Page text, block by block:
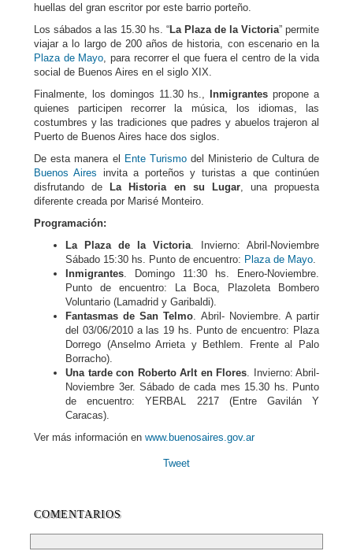
huellas del gran escritor por este barrio porteño.
Los sábados a las 15.30 hs. “La Plaza de la Victoria” permite
viajar a lo largo de 200 años de historia, con escenario en la
Plaza de Mayo , para recorrer el que fuera el centro de la vida
social de Buenos Aires en el siglo XIX.
Finalmente, los domingos 11.30 hs.,Inmigrantes propone a
quienes participen recorrer la música, los idiomas, las
costumbres y las tradiciones que padres y abuelos trajeron al
Puerto de Buenos Aires hace dos siglos.
De esta manera el Ente Turismo del Ministerio de Cultura de
Buenos Aires invita a porteños y turistas a que continúen
disfrutando deLa Historia en su Lugar, una propuesta
diferente creada por Marisé Monteiro.
Programación:
La Plaza de la Victoria . Invierno: Abril-Noviembre
Sábado 15:30 hs. Punto de encuentro: Plaza de Mayo
Inmigrantes . Domingo 11:30 hs. Enero-Noviembre.
Punto de encuentro: La Boca, Plazoleta Bombero
Voluntario (Lamadrid y Garibaldi).
Fantasmas de San Telmo . Abril- Noviembre. A partir
del 03/06/2010 a las 19 hs. Punto de encuentro: Plaza
Dorrego (Anselmo Arrieta y Bethlem. Frente al Palo
Borracho).
Una tarde con Roberto Arlt en Flores . Invierno: Abril-
Noviembre 3er. Sábado de cada mes 15.30 hs. Punto
de encuentro: YERBAL 2217 (Entre Gavilán Y
Caracas).
Ver más información en www.buenosaires.gov.ar
Tweet
COMENTARIOS